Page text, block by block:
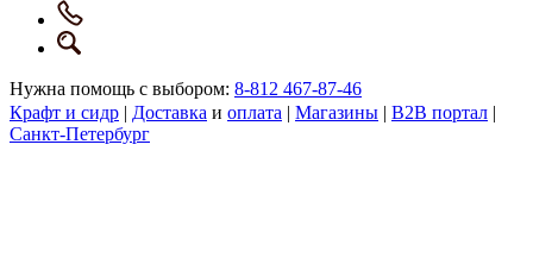
Нужна помощь с выбором: 8-812 467-87-46
Крафт и сидр | Доставка и оплата | Магазины | B2B портал |
Санкт-Петербург